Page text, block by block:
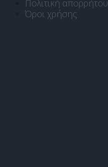
Πολιτική απορρήτου
Όροι χρήσης